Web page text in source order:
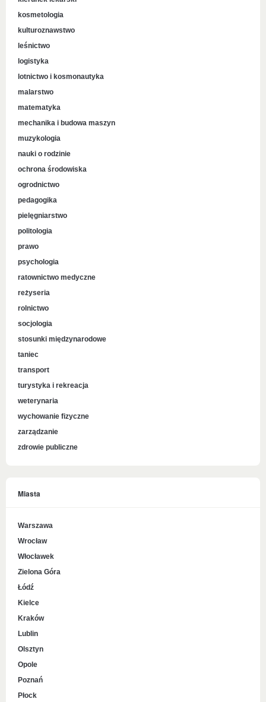
kosmetologia
kulturoznawstwo
leśnictwo
logistyka
lotnictwo i kosmonautyka
malarstwo
matematyka
mechanika i budowa maszyn
muzykologia
nauki o rodzinie
ochrona środowiska
ogrodnictwo
pedagogika
pielęgniarstwo
politologia
prawo
psychologia
ratownictwo medyczne
reżyseria
rolnictwo
socjologia
stosunki międzynarodowe
taniec
transport
turystyka i rekreacja
weterynaria
wychowanie fizyczne
zarządzanie
zdrowie publiczne
Miasta
Warszawa
Wrocław
Włocławek
Zielona Góra
Łódź
Kielce
Kraków
Lublin
Olsztyn
Opole
Poznań
Płock